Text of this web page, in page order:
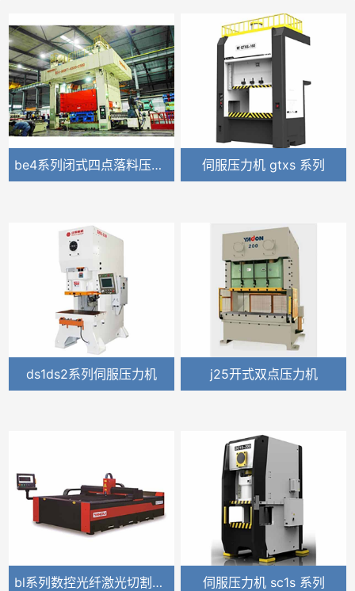
be4系列闭式四点落料压力机 伺服压力机 gtxs 系列
ds1ds2系列伺服压力机 j25开式双点压力机
bl系列数控光纤激光切割机 (2) 伺服压力机 sc1s 系列